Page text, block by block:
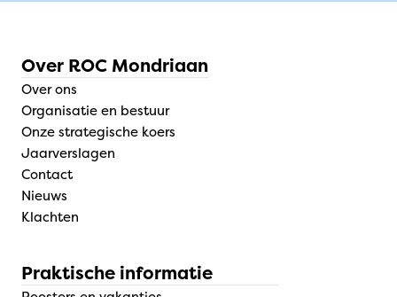
Over ROC Mondriaan
Over ons
Organisatie en bestuur
Onze strategische koers
Jaarverslagen
Contact
Nieuws
Klachten
Praktische informatie